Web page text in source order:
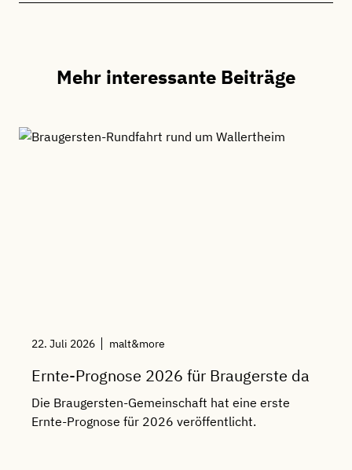
Mehr interessante Beiträge
22. Juli 2026 malt&more
Ernte-Prognose 2026 für Braugerste da
Die Braugersten-Gemeinschaft hat eine erste
Ernte-Prognose für 2026 veröffentlicht.